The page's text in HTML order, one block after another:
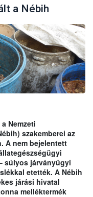
a Nébih
Nemzeti
szakemberei az
A nem bejelentett
súlyos járványügyi
etették. A Nébih
járási hivatal
melléktermék